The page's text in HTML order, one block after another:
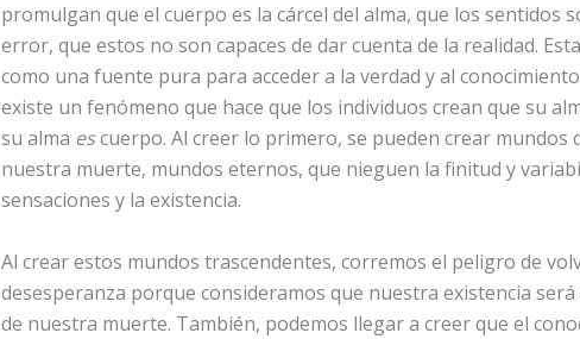
promulgan que el cuerpo es la cárcel del alma, que los sentidos
error, que estos no son capaces de dar cuenta de la realidad.
como una fuente pura para acceder a la verdad y al
existe un fenómeno que hace que los individuos crean que su
su alma escuerpo. Al creer lo primero, se pueden crear mundos
nuestra muerte, mundos eternos, que nieguen la finitud y
sensaciones y la existencia.
Al crear estos mundos trascendentes, corremos el peligro de
desesperanza porque consideramos que nuestra existencia
de nuestra muerte. También, podemos llegar a creer que el